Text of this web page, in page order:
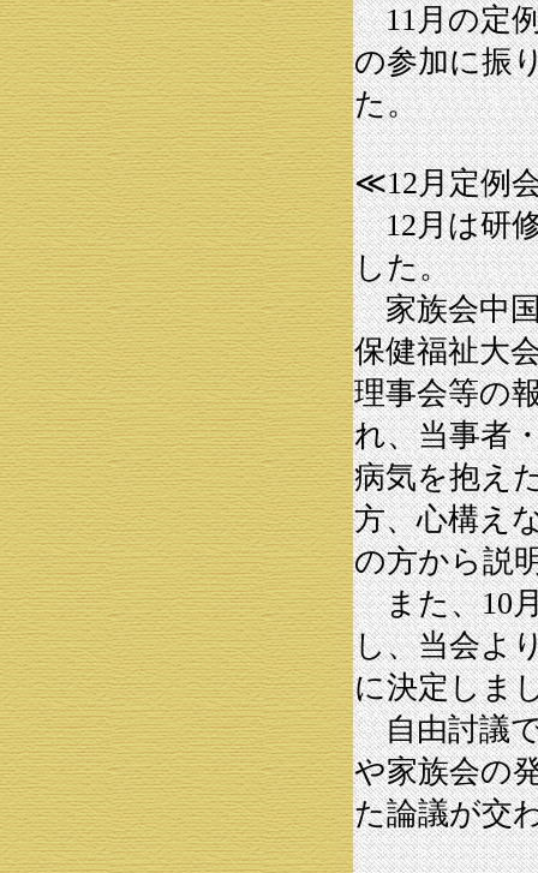
11月の定例
の参加に振
た。
≪12月定例
12月は研修
した。
家族会中国
保健福祉大
理事会等の
れ、当事者
病気を抱え
方、心構え
の方から説
また、10月
し、当会よ
に決定しま
自由討議で
や家族会の
た論議が交